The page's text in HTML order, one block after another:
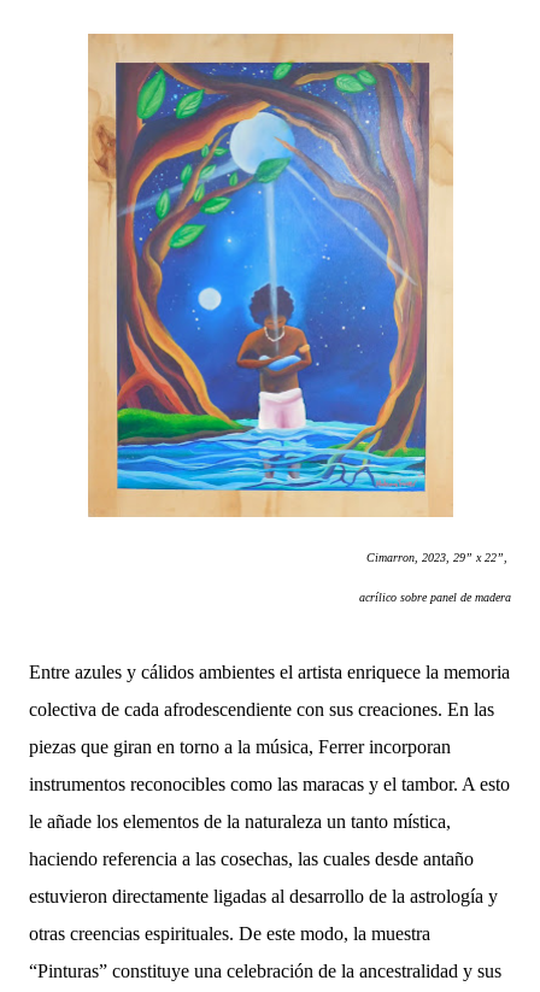
Cimarron, 2023, 29” x 22”,
acrílico sobre panel de madera
Entre azules y cálidos ambientes el artista enriquece la memoria
colectiva de cada afrodescendiente con sus creaciones. En las
piezas que giran en torno a la música, Ferrer incorporan
instrumentos reconocibles como las maracas y el tambor. A esto
le añade los elementos de la naturaleza un tanto mística,
haciendo referencia a las cosechas, las cuales desde antaño
estuvieron directamente ligadas al desarrollo de la astrología y
otras creencias espirituales. De este modo, la muestra
“Pinturas” constituye una celebración de la ancestralidad y sus